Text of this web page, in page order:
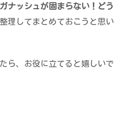
ガナッシュが固まらない！どう
理してまとめておこうと思い
ら、お役に立てると嬉しいで